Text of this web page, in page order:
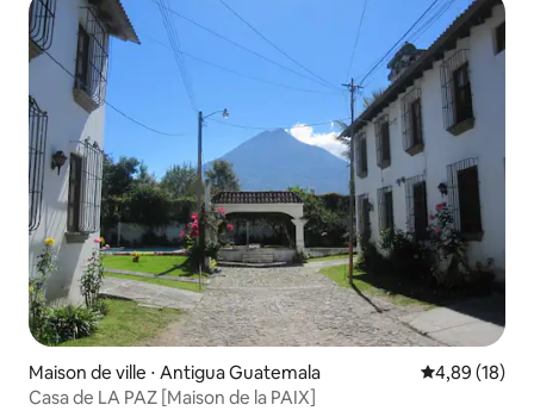
Maison de ville ⋅ Antigua Guatemala Évaluation
4,89 (18)
Casa de LA PAZ [Maison de la PAIX]